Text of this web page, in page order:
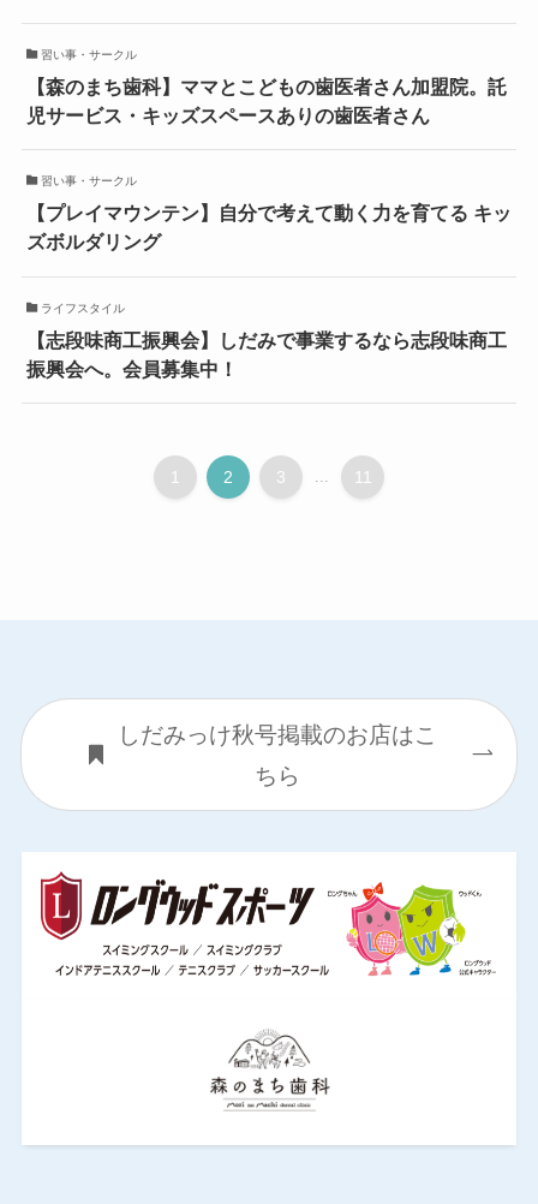
習い事・サークル
【森のまち歯科】ママとこどもの歯医者さん加盟院。託
児サービス・キッズスペースありの歯医者さん
習い事・サークル
【プレイマウンテン】自分で考えて動く力を育てる キッ
ズボルダリング
ライフスタイル
【志段味商工振興会】しだみで事業するなら志段味商工
振興会へ。会員募集中！
1 2 3 11
しだみっけ秋号掲載のお店はこ
ちら